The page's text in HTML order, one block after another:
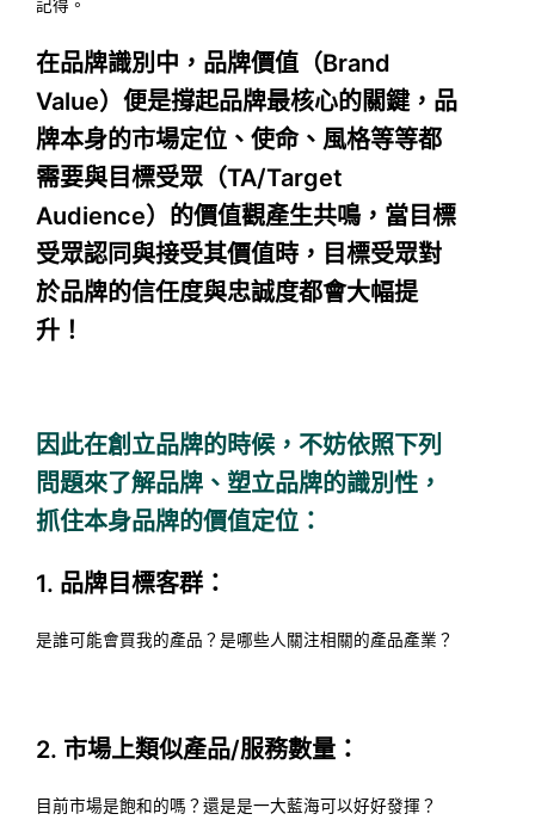
記得。
在品牌識別中，品牌價值（Brand
Value）便是撐起品牌最核心的關鍵，品
牌本身的市場定位、使命、風格等等都
需要與目標受眾（TA/Target
Audience）的價值觀產生共鳴，當目標
受眾認同與接受其價值時，目標受眾對
於品牌的信任度與忠誠度都會大幅提
升！
因此在創立品牌的時候，不妨依照下列
問題來了解品牌、塑立品牌的識別性，
抓住本身品牌的價值定位：
1. 品牌目標客群：
是誰可能會買我的產品？是哪些人關注相關的產品產業？
2. 市場上類似產品/服務數量：
目前市場是飽和的嗎？還是是一大藍海可以好好發揮？